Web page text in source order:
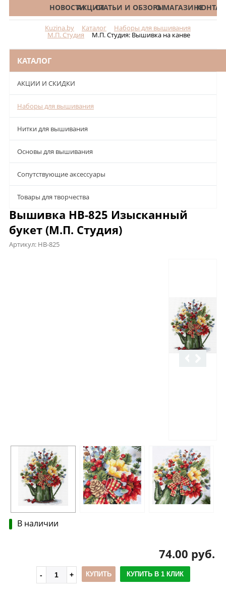
КАТАЛОГНОВОСТИАКЦИИСТАТЬИ И ОБЗОРЫО МАГАЗИНЕ
Kuzina.by Каталог Наборы для вышивания
М.П. Студия М.П. Студия: Вышивка на канве
КАТАЛОГ
АКЦИИ И СКИДКИ
Наборы для вышивания
Нитки для вышивания
Основы для вышивания
Сопутствующие аксессуары
Товары для творчества
Вышивка НВ-825 Изысканный
букет (М.П. Студия)
Артикул: НВ-825
В наличии
74.00 руб.
КУПИТЬ КУПИТЬ В 1 КЛИК